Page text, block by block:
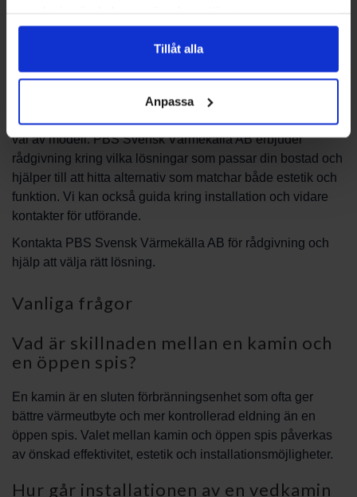
Tillåt alla
Anpassa
säkerställa en trygg och fungerande lösning över tid.
Service och rådgivning
Vid val av kamin är det värdefullt att få stöd i planering och
val av modell. PBS Svensk Värmekälla AB erbjuder
rådgivning kring vilka lösningar som passar din bostad och
hjälper till att hitta alternativ som matchar både estetik och
funktion. Vi kan också guida kring installation och vidare
kontakter för utförande.
Kontakta PBS Svensk Värmekälla AB för rådgivning och
hjälp att välja rätt lösning.
Vanliga frågor
Vad är skillnaden mellan en kamin och
en öppen spis?
En kamin är en sluten förbränningsenhet som ofta ger
bättre värmeutbyte och mer kontrollerad eldning än en
öppen spis. Valet mellan kamin och öppen spis påverkas
av önskad effektivitet, estetik och installationsmöjligheter.
Hur går installationen av en vedkamin